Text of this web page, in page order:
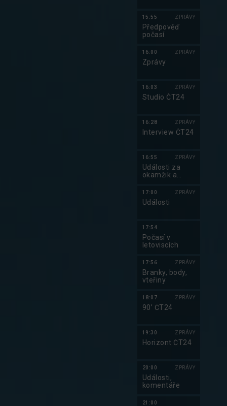
15:55 ZPRÁVY
Předpověď
počasí
16:00 ZPRÁVY
Zprávy
16:03 ZPRÁVY
Studio ČT24
16:28 ZPRÁVY
Interview ČT24
16:55 ZPRÁVY
Události za
okamžik a
17:00 ZPRÁVY
Události
17:54
Počasí v
letoviscích
17:56 ZPRÁVY
Branky, body,
vteřiny
18:07 ZPRÁVY
90’ ČT24
19:30 ZPRÁVY
Horizont ČT24
20:00 ZPRÁVY
Události,
komentáře
21:00